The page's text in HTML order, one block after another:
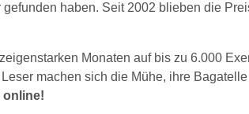
haben. Seit 2002 blieben die
Monaten auf bis zu 6.000
machen sich die Mühe, ihre
online!